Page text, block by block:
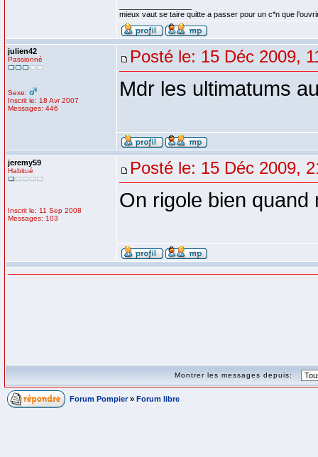
mieux vaut se taire quitte a passer pour un c*n que
julien42
Passionné
Sexe:
Inscrit le: 18 Avr 2007
Messages: 446
Posté le: 15 Déc 2009,
Mdr les ultimatums
jeremy59
Habitué
Inscrit le: 11 Sep 2008
Messages: 103
Posté le: 15 Déc 2009,
On rigole bien
Montrer les messages depuis:
Forum Pompier » Forum libre